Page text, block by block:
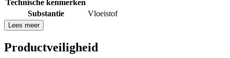
Technische kenmerken
Substantie
Vloeistof
Lees meer
Productveiligheid